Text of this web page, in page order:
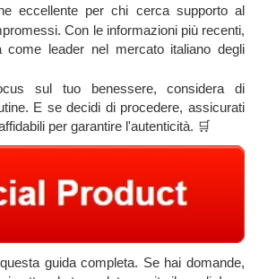
eccellente per chi cerca supporto al
Con le informazioni più recenti,
come leader nel mercato italiano degli
sul tuo benessere, considera di
E se decidi di procedere, assicurati
per garantire l'autenticità. 🛒
guida completa. Se hai domande,